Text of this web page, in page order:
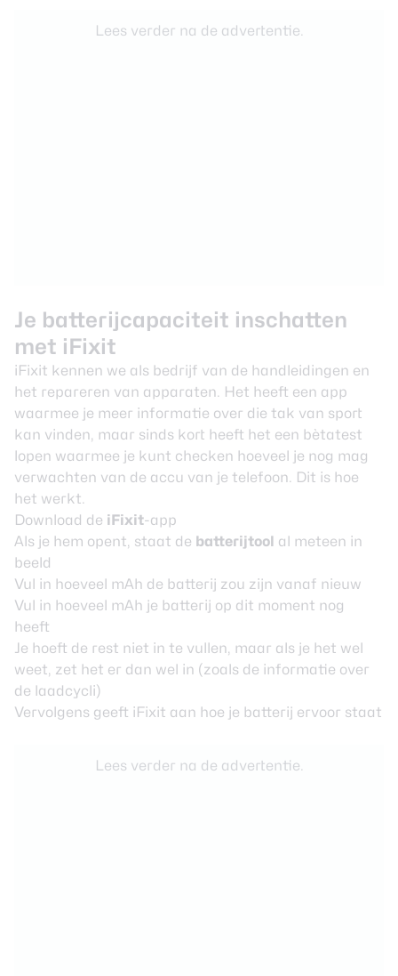
Lees verder na de advertentie.
Je batterijcapaciteit inschatten
met iFixit
iFixit kennen we als bedrijf van de handleidingen en
het repareren van apparaten. Het heeft een app
waarmee je meer informatie over die tak van sport
kan vinden, maar sinds kort heeft het een bètatest
lopen waarmee je kunt checken hoeveel je nog mag
verwachten van de accu van je telefoon. Dit is hoe
het werkt.
Download de iFixit-app
Als je hem opent, staat de batterijtool al meteen in
beeld
Vul in hoeveel mAh de batterij zou zijn vanaf nieuw
Vul in hoeveel mAh je batterij op dit moment nog
heeft
Je hoeft de rest niet in te vullen, maar als je het wel
weet, zet het er dan wel in (zoals de informatie over
de laadcycli)
Vervolgens geeft iFixit aan hoe je batterij ervoor staat
Lees verder na de advertentie.